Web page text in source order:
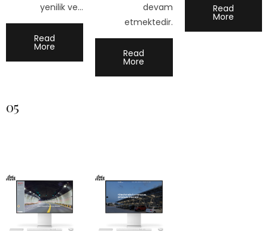
yenilik ve…
Read
More
devam
etmektedir.
Read
More
Read
More
05